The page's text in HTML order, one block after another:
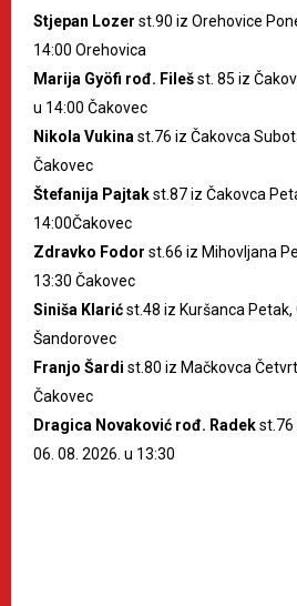
Stjepan Lozer st.90 iz Orehovice
14:00 Orehovica
Marija Gyöfi rođ. Filešst. 85 iz
u 14:00 Čakovec
Nikola Vukinast.76 iz Čakovca
Čakovec
Štefanija Pajtakst.87 iz Čakovca
14:00Čakovec
Zdravko Fodor st.66 iz Mihovljana
13:30 Čakovec
Siniša Klarićst.48 iz Kuršanca Petak,
Šandorovec
Franjo Šardi st.80 iz Mačkovca
Čakovec
Dragica Novaković rođ. Radekst.76
06. 08. 2026. u 13:30